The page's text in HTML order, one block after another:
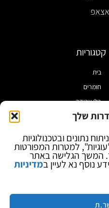
שלך
נתונים ובטכנולוגיות
למטרות המפורטות
המשך הגלישה באתר
נוסף נא לעיין במדיניות
קטגוריות
בית
חומרים
כלי עבודה
מוצרי הלחמה
ספקי כח ומודדים
ציוד אופטי להגדלה
מותגים